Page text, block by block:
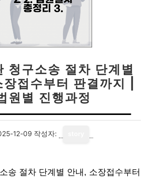
청구소송 절차 단계별
접수부터 판결까지 |
원별 진행과정
12-09 작성자:
송 절차 단계별 안내, 소장접수부터